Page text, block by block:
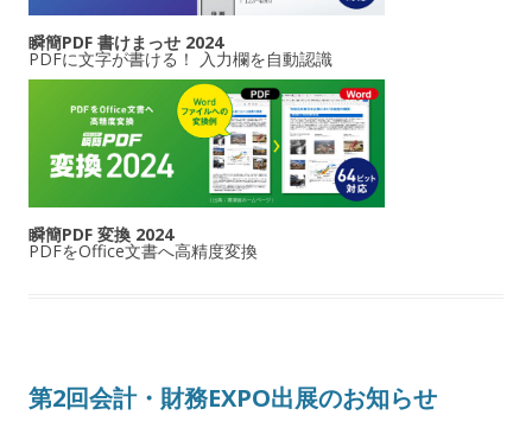
瞬簡PDF 書けまっせ 2024
PDFに文字が書ける！ 入力欄を自動認識
瞬簡PDF 変換 2024
PDFをOffice文書へ高精度変換
第2回会計・財務EXPO出展のお知らせ